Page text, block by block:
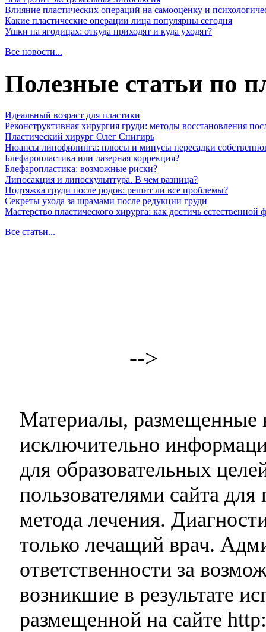
Влияние пластических операций на самооценку и
Какие пластические операции лица популярны сегодня
Ушки на ягодицах: откуда приходят и куда уходят?
Все новости...
Полезные статьи по
Идеальный возраст для пластики
Реконструктивная хирургия груди: методы восстановления
Пластический хирург Олег Снигирь
Нюансы липофилинга: плюсы и минусы пересадки
Блефаропластика или лазерная коррекция?
Блефаропластика: возможные риски?
Липосакция и липоскульптура. В чем разница?
Подтяжка груди после родов: решит ли все проблемы?
Секреты ухода за шрамами после редукции груди
Мастерство пластического хирурга: как достичь
Все статьи...
-->
Материалы, размещенные
исключительно
для образовательных
пользователями сайта
метода лечения.
только лечащий врач.
ответственности за
возникшие в результате
размещенной на сайте